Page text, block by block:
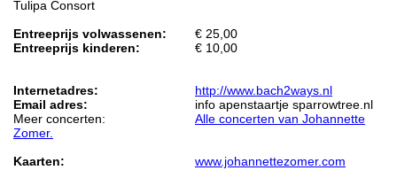
Tulipa Consort
Entreeprijs volwassenen:
€ 25,00
Entreeprijs kinderen:
€ 10,00
Internetadres:
http://www.bach2ways.nl
Email adres:
info apenstaartje sparrowtree.nl
Meer concerten:
Alle concerten van Johannette
Zomer.
Kaarten:
www.johannettezomer.com